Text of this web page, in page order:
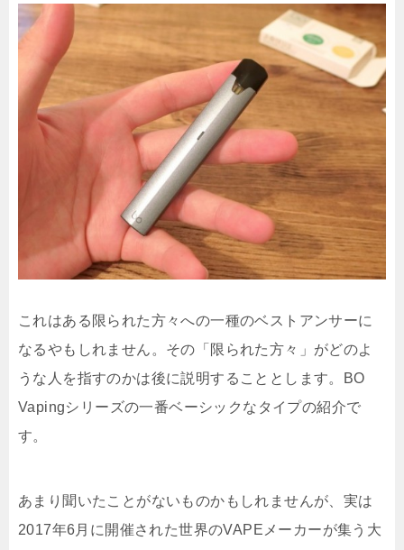
これはある限られた方々への一種のベストアンサーに
なるやもしれません。その「限られた方々」がどのよ
うな人を指すのかは後に説明することとします。BO
Vapingシリーズの一番ベーシックなタイプの紹介で
す。
あまり聞いたことがないものかもしれませんが、実は
2017年6月に開催された世界のVAPEメーカーが集う大